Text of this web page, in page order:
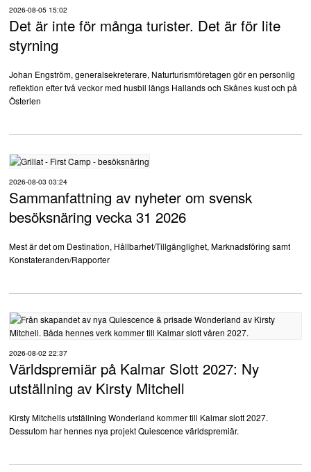
2026-08-05 15:02
Det är inte för många turister. Det är för lite
styrning
Johan Engström, generalsekreterare, Naturturismföretagen gör en personlig
reflektion efter två veckor med husbil längs Hallands och Skånes kust och på
Österlen
2026-08-03 03:24
Sammanfattning av nyheter om svensk
besöksnäring vecka 31 2026
Mest är det om Destination, Hållbarhet/Tillgänglighet, Marknadsföring samt
Konstateranden/Rapporter
2026-08-02 22:37
Världspremiär på Kalmar Slott 2027: Ny
utställning av Kirsty Mitchell
Kirsty Mitchells utställning Wonderland kommer till Kalmar slott 2027.
Dessutom har hennes nya projekt Quiescence världspremiär.